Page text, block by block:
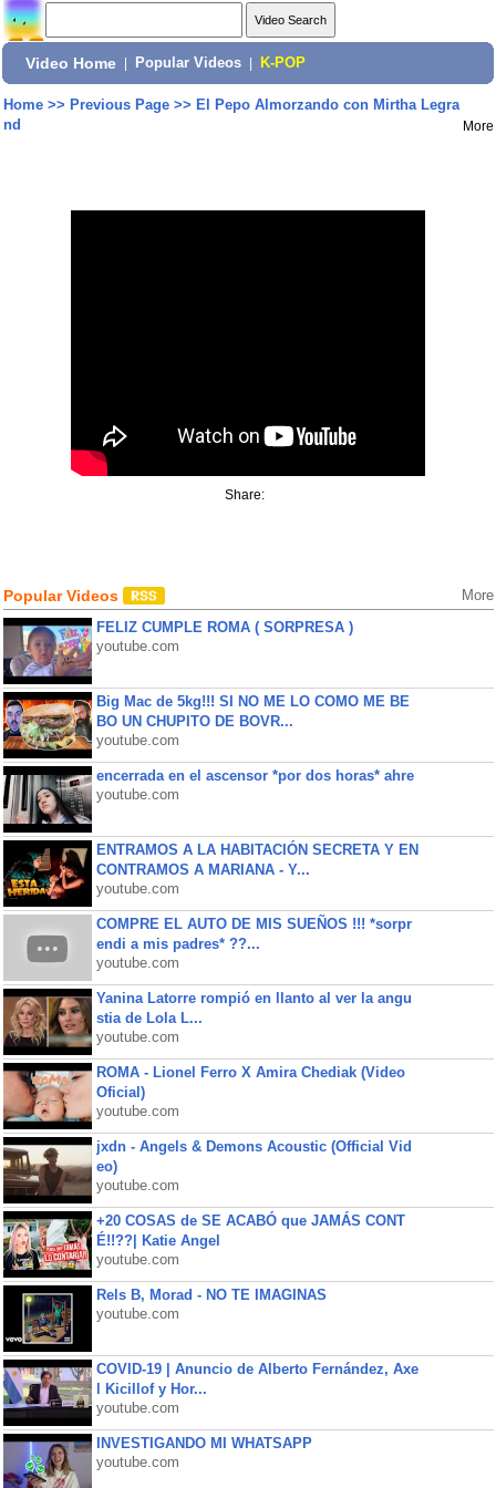
Video Home Popular Videos K-POP
Home>> Previous Page>> El Pepo Almorzando con Mirtha Legra
nd
More
Share:
Popular Videos More
FELIZ CUMPLE ROMA ( SORPRESA )
youtube.com
Big Mac de 5kg!!! SI NO ME LO COMO ME BE
BO UN CHUPITO DE BOVR...
youtube.com
encerrada en el ascensor *por dos horas* ahre
youtube.com
ENTRAMOS A LA HABITACIÓN SECRETA Y EN
CONTRAMOS A MARIANA - Y...
youtube.com
COMPRE EL AUTO DE MIS SUEÑOS !!! *sorpr
endi a mis padres* ??...
youtube.com
Yanina Latorre rompió en llanto al ver la angu
stia de Lola L...
youtube.com
ROMA - Lionel Ferro X Amira Chediak (Video
Oficial)
youtube.com
jxdn - Angels & Demons Acoustic (Official Vid
eo)
youtube.com
+20 COSAS de SE ACABÓ que JAMÁS CONT
É!!??| Katie Angel
youtube.com
Rels B, Morad - NO TE IMAGINAS
youtube.com
COVID-19 | Anuncio de Alberto Fernández, Axe
l Kicillof y Hor...
youtube.com
INVESTIGANDO MI WHATSAPP
youtube.com